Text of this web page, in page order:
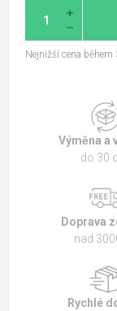
Nejnižší cena
Výměna a
do 30
Doprava
nad
Rychlé